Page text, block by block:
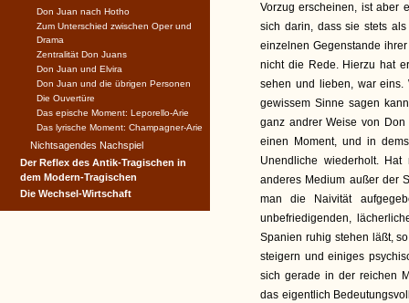
Vorzug erscheinen, ist aber
sich darin, dass sie stets
einzelnen Gegenstande
nicht die Rede. Hierzu hat
sehen und lieben, war
gewissem Sinne sagen
ganz andrer Weise von
einen Moment, und in
Unendliche wiederholt.
anderes Medium außer der
man die Naivität
unbefriedigenden,
Spanien ruhig stehen läßt,
steigern und einiges
sich gerade in der reichen
das eigentlich
Don Juan nach Hotho
Zum Unterschied zwischen Oper und
Drama
Zentralität Don Juans
Don Juan und Elvira
Don Juan und die übrigen Personen
Die Ouvertüre
Das epische Moment: Leporello-Arie
Das lyrische Moment: Champagner-Arie
Nichtsagendes Nachspiel
Der Reflex des Antik-Tragischen in
dem Modern-Tragischen
Die Wechsel-Wirtschaft